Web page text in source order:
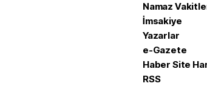
Namaz
İmsakiye
Yazarlar
e-Gazete
Haber Site
RSS